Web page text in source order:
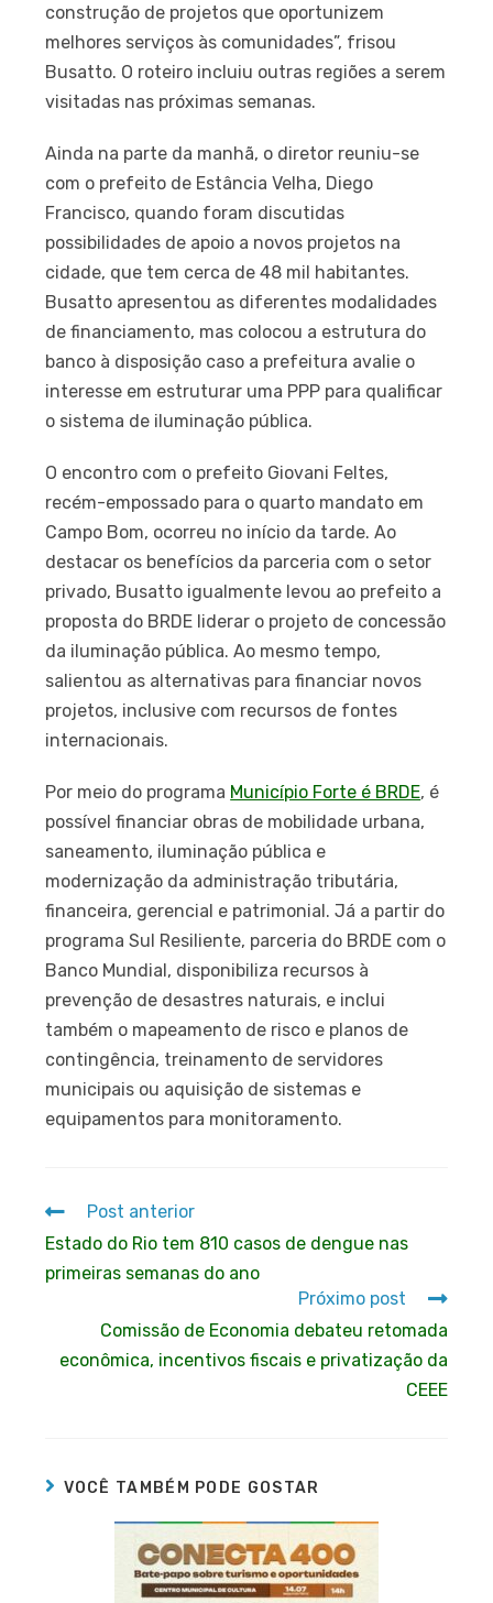
construção de projetos que oportunizem
melhores serviços às comunidades”, frisou
Busatto. O roteiro incluiu outras regiões a serem
visitadas nas próximas semanas.
Ainda na parte da manhã, o diretor reuniu-se
com o prefeito de Estância Velha, Diego
Francisco, quando foram discutidas
possibilidades de apoio a novos projetos na
cidade, que tem cerca de 48 mil habitantes.
Busatto apresentou as diferentes modalidades
de financiamento, mas colocou a estrutura do
banco à disposição caso a prefeitura avalie o
interesse em estruturar uma PPP para qualificar
o sistema de iluminação pública.
O encontro com o prefeito Giovani Feltes,
recém-empossado para o quarto mandato em
Campo Bom, ocorreu no início da tarde. Ao
destacar os benefícios da parceria com o setor
privado, Busatto igualmente levou ao prefeito a
proposta do BRDE liderar o projeto de concessão
da iluminação pública. Ao mesmo tempo,
salientou as alternativas para financiar novos
projetos, inclusive com recursos de fontes
internacionais.
Por meio do programa Município Forte é BRDE, é
possível financiar obras de mobilidade urbana,
saneamento, iluminação pública e
modernização da administração tributária,
financeira, gerencial e patrimonial. Já a partir do
programa Sul Resiliente, parceria do BRDE com o
Banco Mundial, disponibiliza recursos à
prevenção de desastres naturais, e inclui
também o mapeamento de risco e planos de
contingência, treinamento de servidores
municipais ou aquisição de sistemas e
equipamentos para monitoramento.
Post anterior
Estado do Rio tem 810 casos de dengue nas
primeiras semanas do ano
Próximo post
Comissão de Economia debateu retomada
econômica, incentivos fiscais e privatização da
CEEE
VOCÊ TAMBÉM PODE GOSTAR